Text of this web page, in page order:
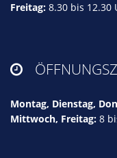
Freitag: 8.30 bis 12.30

Montag, Dienstag,
Mittwoch, Freitag: 8